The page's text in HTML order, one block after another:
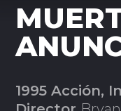
1995 Acción,